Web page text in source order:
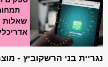
נגריית בני הרשקוביץ -